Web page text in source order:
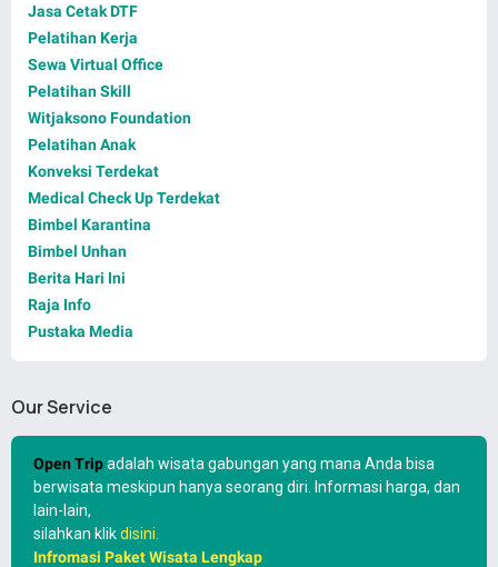
Jasa Cetak DTF
Pelatihan Kerja
Sewa Virtual Office
Pelatihan Skill
Witjaksono Foundation
Pelatihan Anak
Konveksi Terdekat
Medical Check Up Terdekat
Bimbel Karantina
Bimbel Unhan
Berita Hari Ini
Raja Info
Pustaka Media
Our Service
Open Tripadalah wisata gabungan yang mana Anda bisa
berwisata meskipun hanya seorang diri. Informasi harga, dan
lain-lain,
silahkan klikdisini
Infromasi Paket Wisata Lengkap